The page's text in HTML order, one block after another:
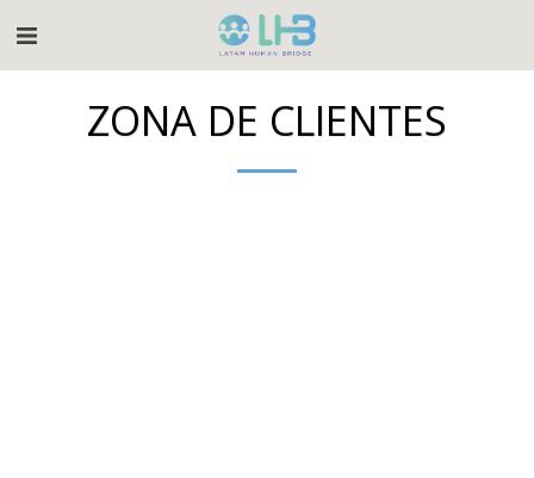
ZONA DE CLIENTES